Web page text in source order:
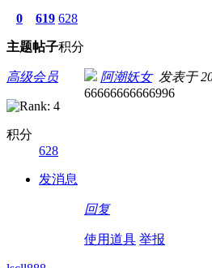
0
主题
619
帖子
628
积分
高级会员
积分
628
发消息
阿潮妖女发表于
66666666666996
回复
使用道具 举报